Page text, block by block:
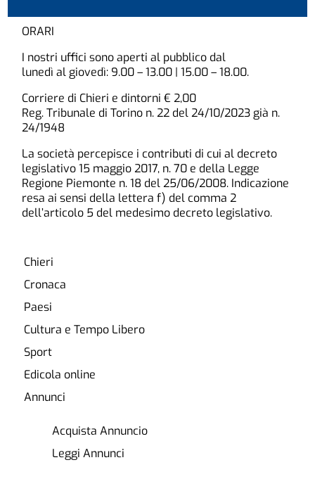
ORARI
I nostri uffici sono aperti al pubblico dal
lunedì al giovedì: 9.00 – 13.00 | 15.00 – 18.00.
Corriere di Chieri e dintorni € 2,00
Reg. Tribunale di Torino n. 22 del 24/10/2023 già n.
24/1948
La società percepisce i contributi di cui al decreto
legislativo 15 maggio 2017, n. 70 e della Legge
Regione Piemonte n. 18 del 25/06/2008. Indicazione
resa ai sensi della lettera f) del comma 2
dell’articolo 5 del medesimo decreto legislativo.
Chieri
Cronaca
Paesi
Cultura e Tempo Libero
Sport
Edicola online
Annunci
Acquista Annuncio
Leggi Annunci